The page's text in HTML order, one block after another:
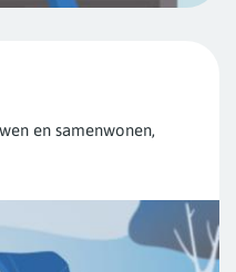
en samenwonen,